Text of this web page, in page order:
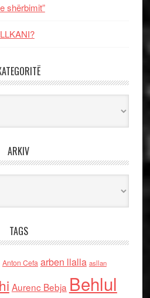
shërbimit”
ARKIV
TAGS
Anton Cefa arben llalla asllan
Aurenc Bebja Behlul